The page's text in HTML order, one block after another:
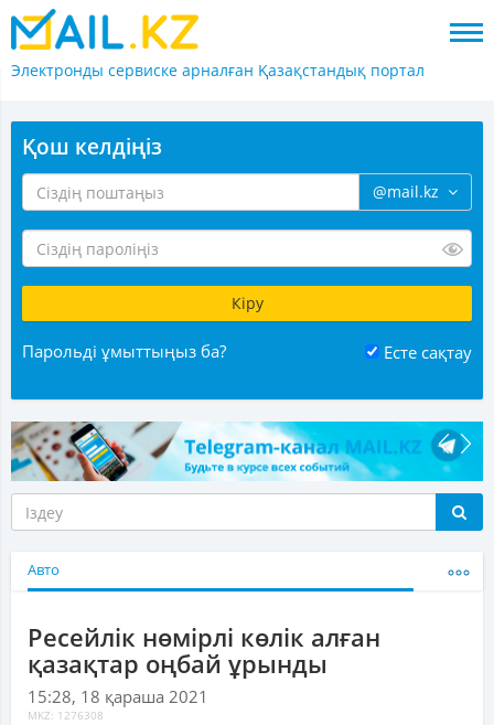
Электронды сервиске арналған Қазақстандық портал
Қош келдіңіз
@mail.kz
Парольді ұмыттыңыз ба? Есте сақтау
Авто
Ресейлік нөмірлі көлік алған
қазақтар оңбай ұрынды
15:28, 18 қараша 2021
MKZ: 1276308